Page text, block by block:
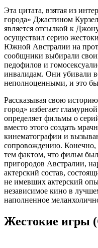
Эта цитата, взятая из
города» Джастином
является отсылкой к
осуществил серию
Южной Австралии на
сообщники выбирали
педофилов и
инвалидам. Они убивали
неполноценными, и это
Рассказывая свою
город» избегает
определяет фильмы о
вместо этого создать
кинематографии и
сопровождению. Конечно,
тем фактом, что фильм
пригородов Австралии,
актерский состав,
не имевших актерский
независимое кино в
наполненное
Жестокие игры